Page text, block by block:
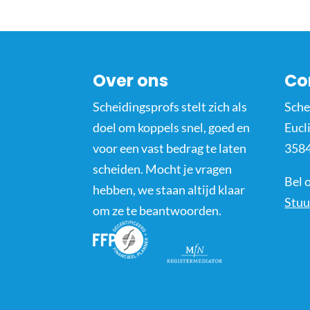
Over ons
Scheidingsprofs stelt zich als
doel om koppels snel, goed en
voor een vast bedrag te laten
scheiden. Mocht je vragen
hebben, we staan altijd klaar
om ze te beantwoorden.
Bel